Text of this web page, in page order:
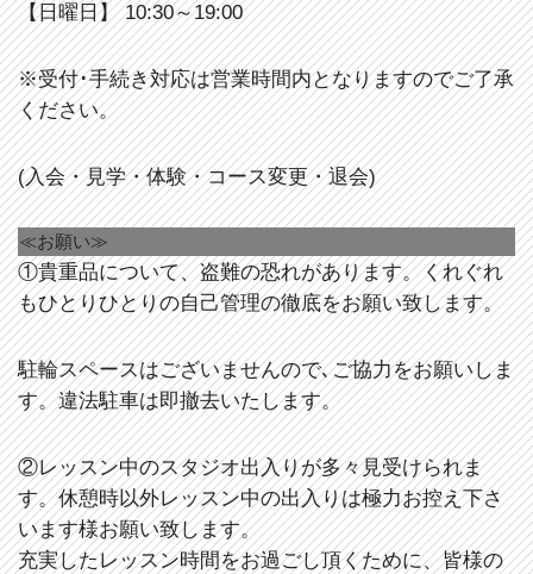
【日曜日】 10:30～19:00
※受付･手続き対応は営業時間内となりますのでご了承
ください。
(入会・見学・体験・コース変更・退会)
≪お願い≫
①貴重品について、盗難の恐れがあります。くれぐれ
もひとりひとりの自己管理の徹底をお願い致します。
駐輪スペースはございませんので､ご協力をお願いしま
す。違法駐車は即撤去いたします。
②レッスン中のスタジオ出入りが多々見受けられま
す。休憩時以外レッスン中の出入りは極力お控え下さ
います様お願い致します。
充実したレッスン時間をお過ごし頂くために、皆様の